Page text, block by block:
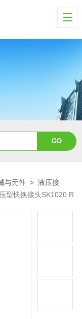
与元件 >液压接
型快换接头SK1020 R